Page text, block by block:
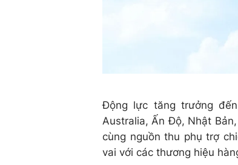
Động lực tăng trưởng
Australia, Ấn Độ, Nhật
cùng nguồn thu phụ trợ
vai với các thương hiệu